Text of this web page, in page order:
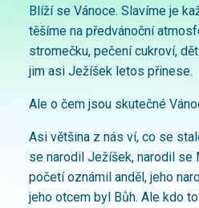
Blíží se Vánoce. Slavíme je
těšíme na předvánoční
stromečku, pečení cukroví,
jim asi Ježíšek letos přinese.
Ale o čem jsou skutečné
Asi většina z nás ví, co se
se narodil Ježíšek, narodil se
početí oznámil anděl, jeho
jeho otcem byl Bůh. Ale kdo